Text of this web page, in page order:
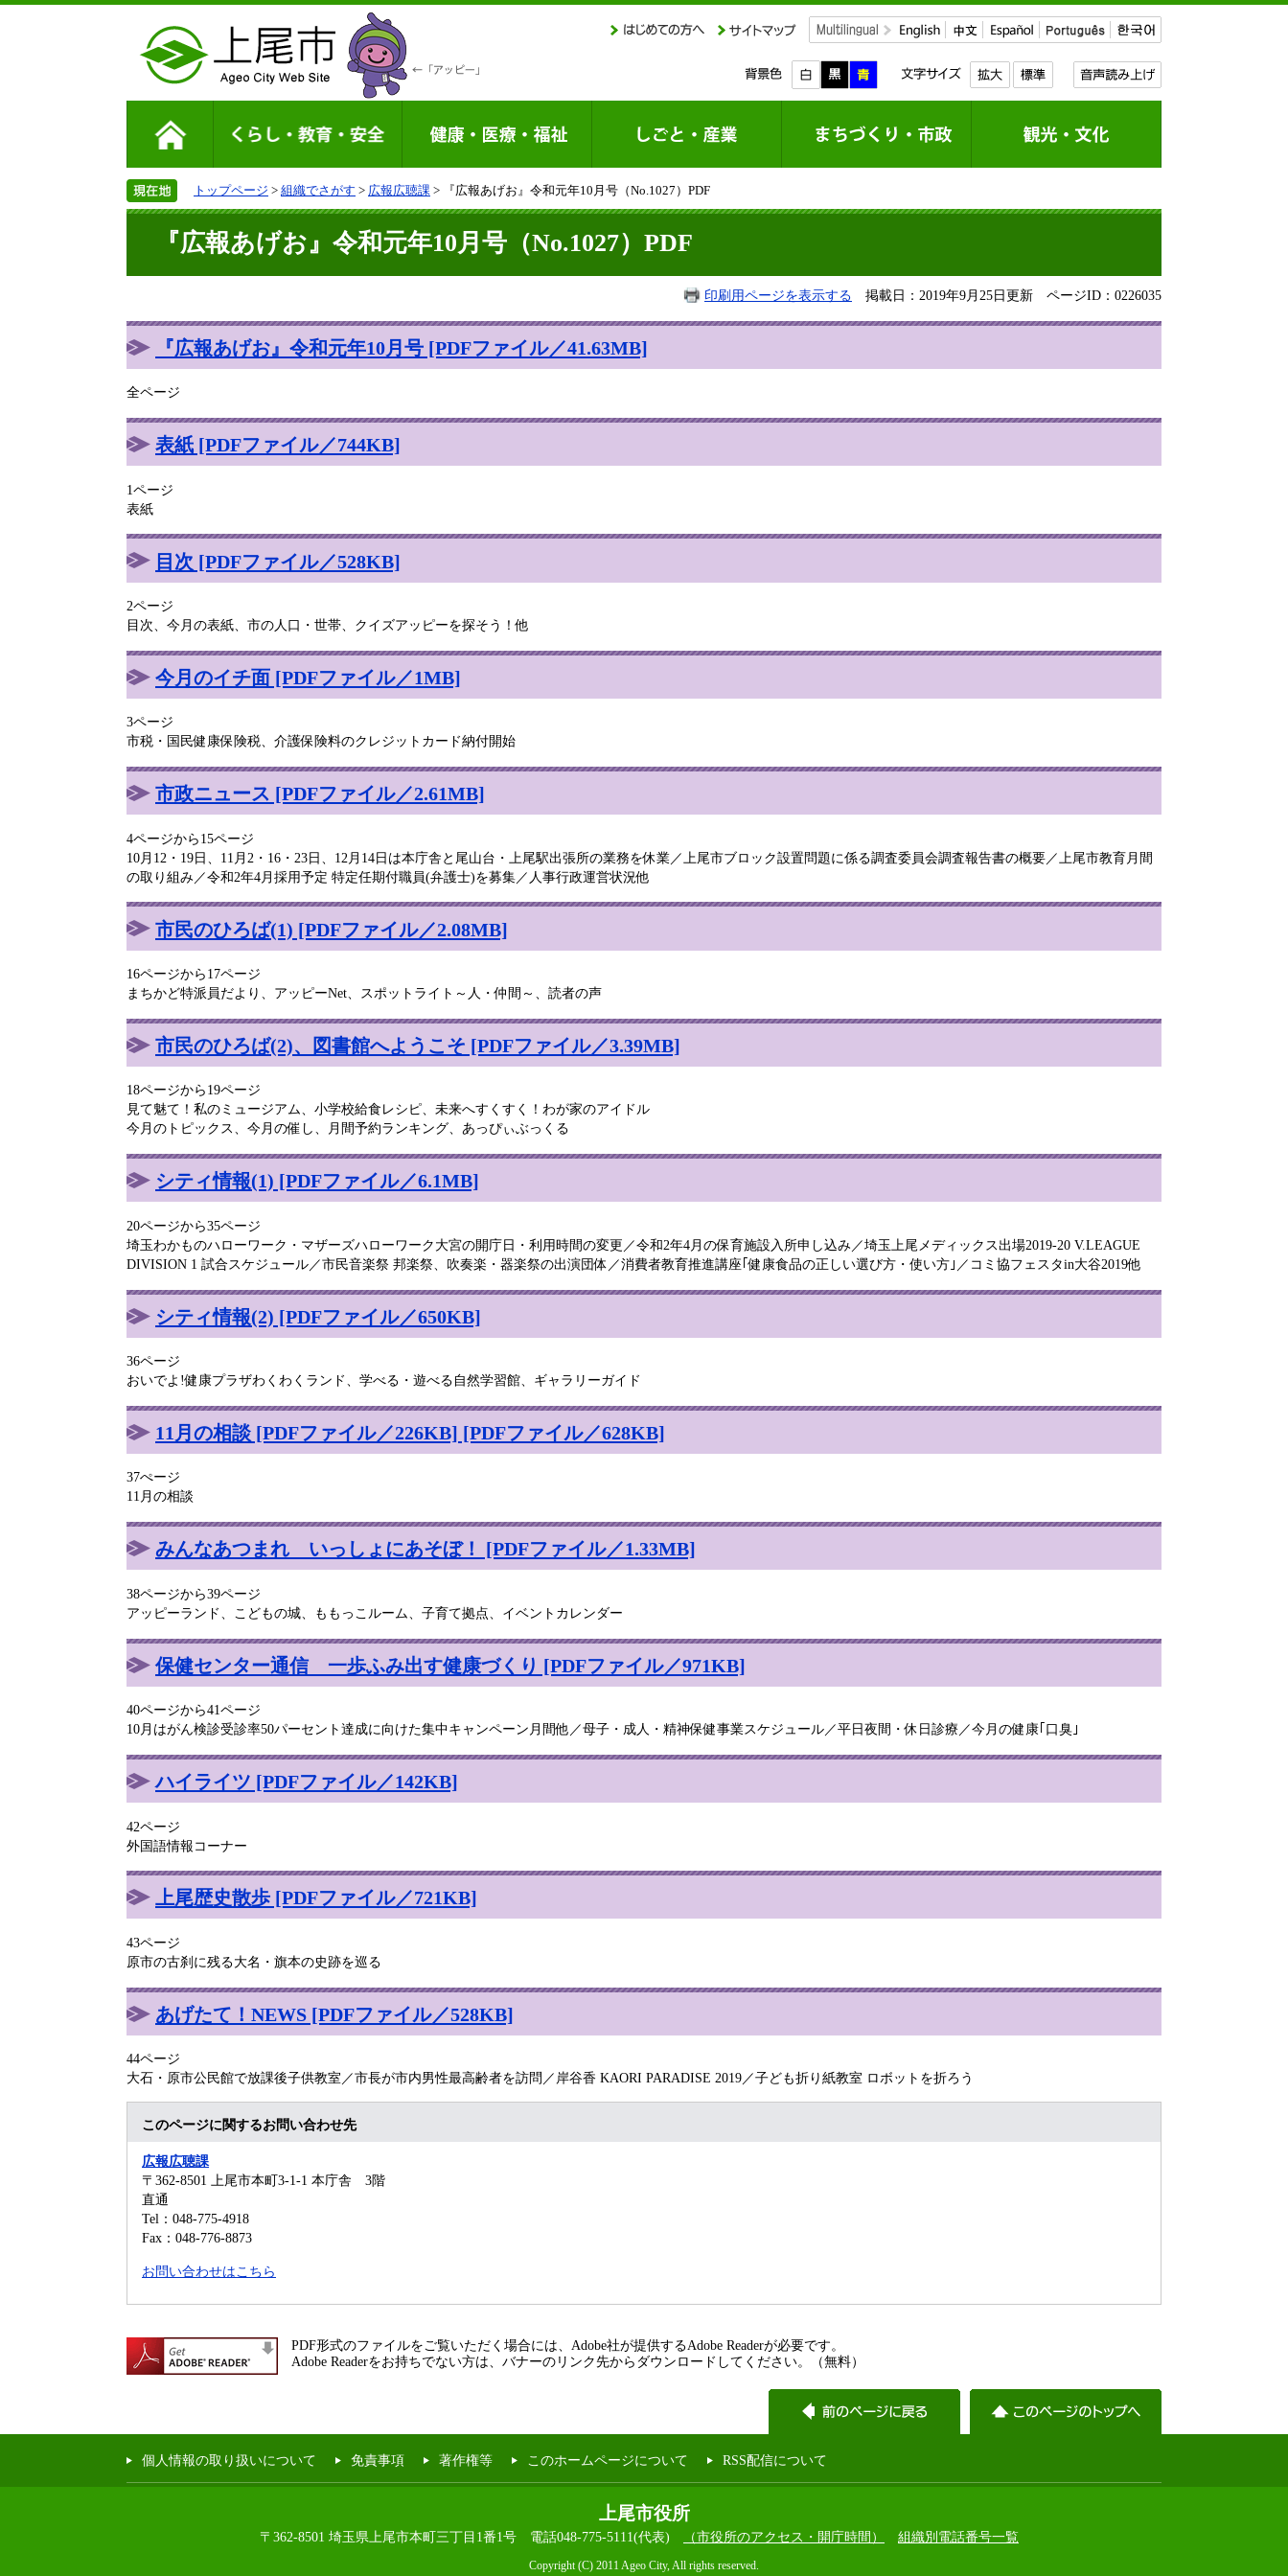
トップページ > 組織でさがす > 広報広聴課 > 『広報あげお』令和元年10月号（No.1027）PDF
『広報あげお』令和元年10月号（No.1027）PDF
印刷用ページを表示する 掲載日：2019年9月25日更新 ページID：0226035
『広報あげお』令和元年10月号 [PDFファイル／41.63MB]
全ページ
表紙 [PDFファイル／744KB]
1ページ
表紙
目次 [PDFファイル／528KB]
2ページ
目次、今月の表紙、市の人口・世帯、クイズアッピーを探そう！他
今月のイチ面 [PDFファイル／1MB]
3ページ
市税・国民健康保険税、介護保険料のクレジットカード納付開始
市政ニュース [PDFファイル／2.61MB]
4ページから15ページ
10月12・19日、11月2・16・23日、12月14日は本庁舎と尾山台・上尾駅出張所の業務を休業／上尾市ブロック設置問題に係る調査委員会調査報告書の概要／上尾市教育月間
の取り組み／令和2年4月採用予定 特定任期付職員(弁護士)を募集／人事行政運営状況他
市民のひろば(1) [PDFファイル／2.08MB]
16ページから17ページ
まちかど特派員だより、アッピーNet、スポットライト～人・仲間～、読者の声
市民のひろば(2)、図書館へようこそ [PDFファイル／3.39MB]
18ページから19ページ
見て魅て！私のミュージアム、小学校給食レシピ、未来へすくすく！わが家のアイドル
今月のトピックス、今月の催し、月間予約ランキング、あっぴぃぶっくる
シティ情報(1) [PDFファイル／6.1MB]
20ページから35ページ
埼玉わかものハローワーク・マザーズハローワーク大宮の開庁日・利用時間の変更／令和2年4月の保育施設入所申し込み／埼玉上尾メディックス出場2019-20 V.LEAGUE
DIVISION 1 試合スケジュール／市民音楽祭 邦楽祭、吹奏楽・器楽祭の出演団体／消費者教育推進講座｢健康食品の正しい選び方・使い方｣／コミ協フェスタin大谷2019他
シティ情報(2) [PDFファイル／650KB]
36ページ
おいでよ!健康プラザわくわくランド、学べる・遊べる自然学習館、ギャラリーガイド
11月の相談 [PDFファイル／226KB] [PDFファイル／628KB]
37ぺージ
11月の相談
みんなあつまれ いっしょにあそぼ！ [PDFファイル／1.33MB]
38ページから39ページ
アッピーランド、こどもの城、ももっこルーム、子育て拠点、イベントカレンダー
保健センター通信 一歩ふみ出す健康づくり [PDFファイル／971KB]
40ページから41ページ
10月はがん検診受診率50パーセント達成に向けた集中キャンペーン月間他／母子・成人・精神保健事業スケジュール／平日夜間・休日診療／今月の健康｢口臭｣
ハイライツ [PDFファイル／142KB]
42ページ
外国語情報コーナー
上尾歴史散歩 [PDFファイル／721KB]
43ページ
原市の古刹に残る大名・旗本の史跡を巡る
あげたて！NEWS [PDFファイル／528KB]
44ページ
大石・原市公民館で放課後子供教室／市長が市内男性最高齢者を訪問／岸谷香 KAORI PARADISE 2019／子ども折り紙教室 ロボットを折ろう
このページに関するお問い合わせ先
広報広聴課
〒362-8501
上尾市本町3-1-1 本庁舎 3階
直通
Tel：048-775-4918
Fax：048-776-8873
お問い合わせはこちら
PDF形式のファイルをご覧いただく場合には、Adobe社が提供するAdobe Readerが必要です。
Adobe Readerをお持ちでない方は、バナーのリンク先からダウンロードしてください。（無料）
個人情報の取り扱いについて 免責事項 著作権等 このホームページについて RSS配信について
上尾市役所
〒362-8501 埼玉県上尾市本町三丁目1番1号 電話048-775-5111(代表) （市役所のアクセス・開庁時間） 組織別電話番号一覧
Copyright (C) 2011 Ageo City, All rights reserved.